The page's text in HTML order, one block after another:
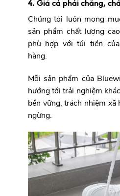
4. Giá cả phải chăng,
Chúng tôi luôn mong
sản phẩm chất lượng
phù hợp với túi tiền
hàng.
Mỗi sản phẩm của
hướng tới trải nghiệm
bền vững, trách nhiệm
ngừng.